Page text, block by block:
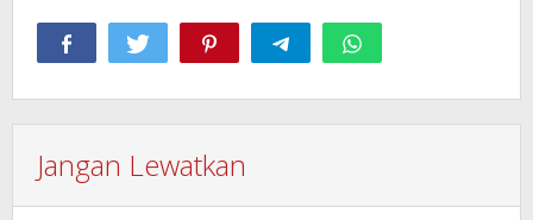
Jangan Lewatkan